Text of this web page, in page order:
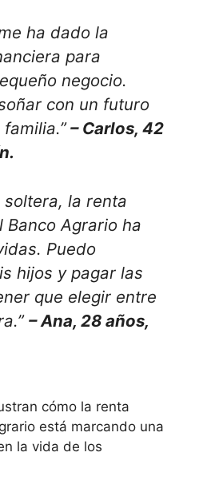
ha dado la
para
negocio.
con un futuro
– Carlos, 42
soltera, la renta
Banco Agrario ha
Puedo
hijos y pagar las
que elegir entre
– Ana, 28 años,
cómo la renta
está marcando una
la vida de los